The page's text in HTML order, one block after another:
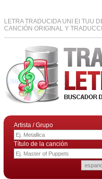
LETRA TRADUCIDA UNI EI TUU
CANCIÓN ORIGINAL Y
Artista / Grupo
Título de la canción